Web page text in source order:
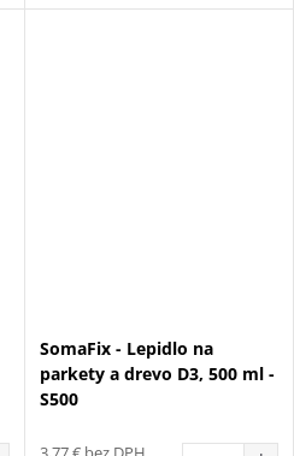
SomaFix - Lepidlo na
parkety a drevo D3, 500 ml -
S500